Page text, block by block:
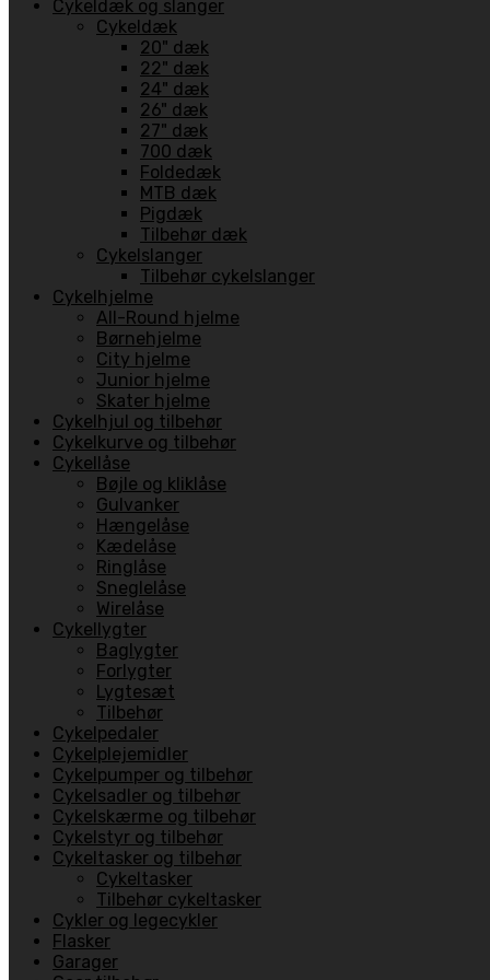
Cykeldæk og slanger
Cykeldæk
20" dæk
22" dæk
24" dæk
26" dæk
27" dæk
700 dæk
Foldedæk
MTB dæk
Pigdæk
Tilbehør dæk
Cykelslanger
Tilbehør cykelslanger
Cykelhjelme
All-Round hjelme
Børnehjelme
City hjelme
Junior hjelme
Skater hjelme
Cykelhjul og tilbehør
Cykelkurve og tilbehør
Cykellåse
Bøjle og kliklåse
Gulvanker
Hængelåse
Kædelåse
Ringlåse
Sneglelåse
Wirelåse
Cykellygter
Baglygter
Forlygter
Lygtesæt
Tilbehør
Cykelpedaler
Cykelplejemidler
Cykelpumper og tilbehør
Cykelsadler og tilbehør
Cykelskærme og tilbehør
Cykelstyr og tilbehør
Cykeltasker og tilbehør
Cykeltasker
Tilbehør cykeltasker
Cykler og legecykler
Flasker
Garager